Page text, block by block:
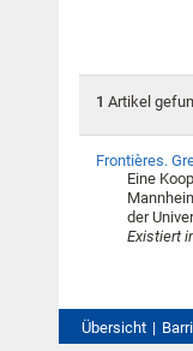
1 Artikel
Frontières.
Eine
der
Existiert
Übersicht